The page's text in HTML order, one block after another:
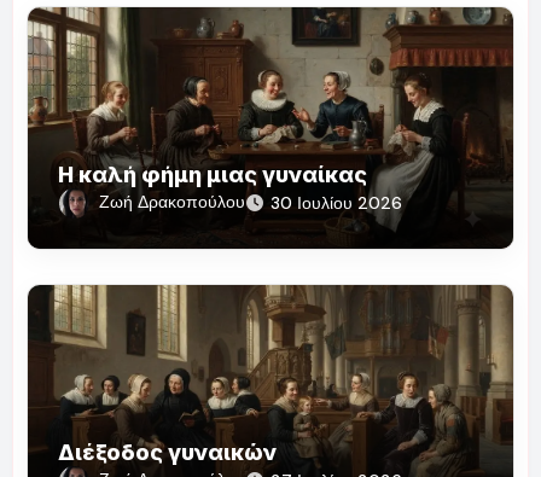
Η καλή φήμη μιας γυναίκας
Ζωή Δρακοπούλου 30 Ιουλίου 2026
Διέξοδος γυναικών